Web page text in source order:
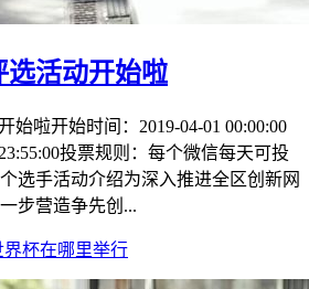
选活动开始啦
始啦开始时间：2019-04-01 00:00:00
投票规则：每个微信每天可投
选手活动介绍为深入推进全区创新网
步营造争先创...
界杯在哪里举行